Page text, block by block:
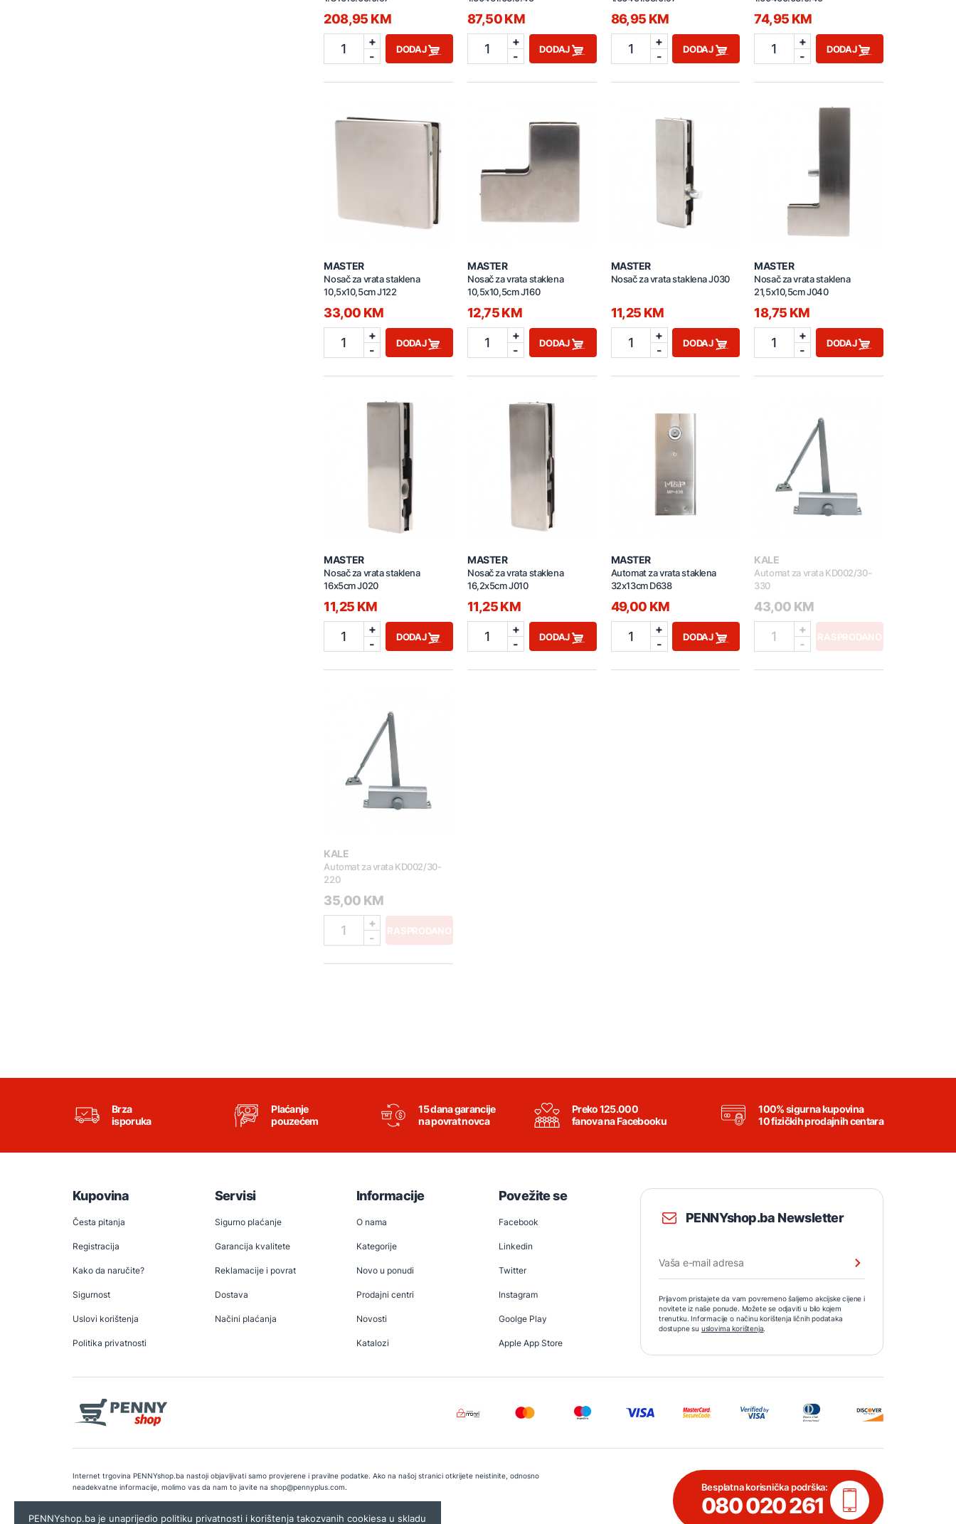
208,95 KM
1
+
-
DODAJ
87,50 KM
1
+
-
DODAJ
86,95 KM
1
+
-
DODAJ
74,95 KM
1
+
-
DODAJ
MASTER
Nosač za vrata staklena
10,5x10,5cm J122
33,00 KM
1
+
-
DODAJ
MASTER
Nosač za vrata staklena
10,5x10,5cm J160
12,75 KM
1
+
-
DODAJ
MASTER
Nosač za vrata staklena J030
11,25 KM
1
+
-
DODAJ
MASTER
Nosač za vrata staklena
21,5x10,5cm J040
18,75 KM
1
+
-
DODAJ
MASTER
Nosač za vrata staklena
16x5cm J020
11,25 KM
1
+
-
DODAJ
MASTER
Nosač za vrata staklena
16,2x5cm J010
11,25 KM
1
+
-
DODAJ
MASTER
Automat za vrata staklena
32x13cm D638
49,00 KM
1
+
-
DODAJ
KALE
Automat za vrata KD002/30-
330
43,00 KM
1
+
-
RASPRODANO
KALE
Automat za vrata KD002/30-
220
35,00 KM
1
+
-
RASPRODANO
Brza
isporuka
Plaćanje
pouzećem
15 dana garancije
na povrat novca
Preko 125.000
fanova na Facebooku
100% sigurna kupovina
10 fizičkih prodajnih centara
PENNYshop.ba Newsletter
Prijavom pristajete da vam povremeno šaljemo akcijske cijene i
novitete iz naše ponude. Možete se odjaviti u bilo kojem
trenutku. Informacije o načinu korištenja ličnih podataka
dostupne su uslovima korištenja.
Kupovina
Česta pitanja
Registracija
Kako da naručite?
Sigurnost
Uslovi korištenja
Politika privatnosti
Servisi
Sigurno plaćanje
Garancija kvalitete
Reklamacije i povrat
Dostava
Načini plaćanja
Informacije
O nama
Kategorije
Novo u ponudi
Prodajni centri
Novosti
Katalozi
Povežite se
Facebook
Linkedin
Twitter
Instagram
Goolge Play
Apple App Store
Besplatna korisnička podrška:
080 020 261
Internet trgovina PENNYshop.ba nastoji objavljivati samo provjerene i pravilne podatke. Ako na našoj stranici otkrijete neistinite, odnosno
neadekvatne informacije, molimo vas da nam to javite na shop@pennyplus.com.
Copyright © 2026.Penny plus d.o.o. Sarajevo.Dizajn i programiranje:Lampa.ba
PENNYshop.ba je unaprijedio politiku privatnosti i korištenja takozvanih cookiesa u skladu